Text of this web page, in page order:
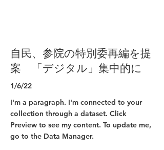
自民、参院の特別委再編を提
案 「デジタル」集中的に
1/6/22
I'm a paragraph. I'm connected to your
collection through a dataset. Click
Preview to see my content. To update me,
go to the Data Manager.